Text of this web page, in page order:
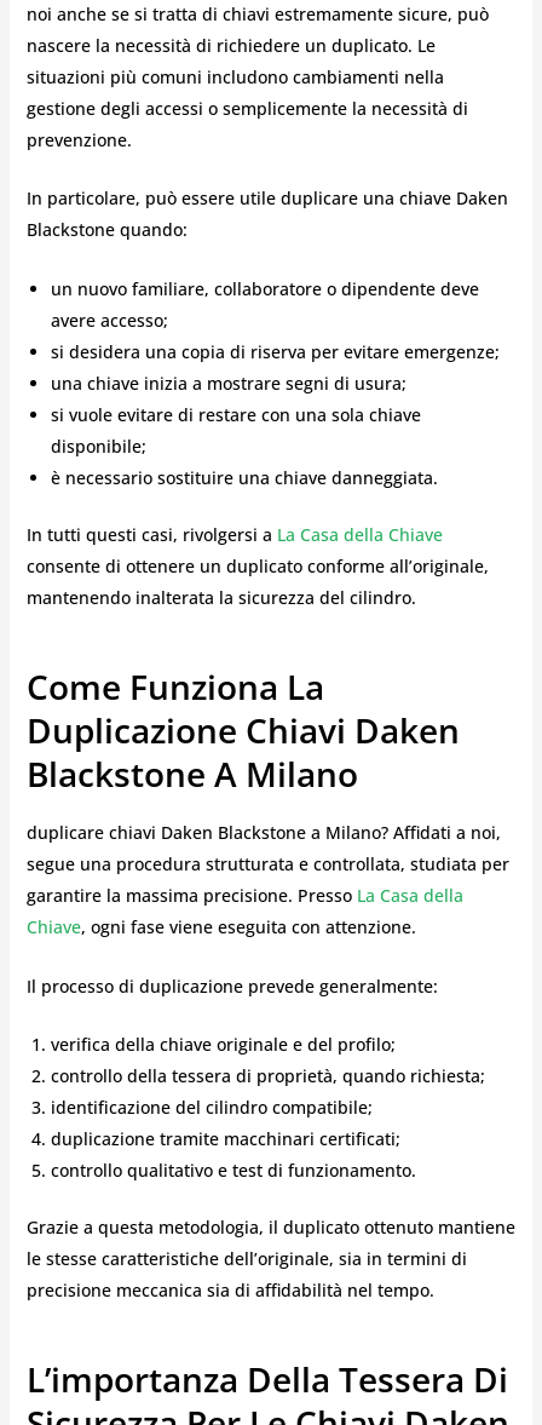
noi anche se si tratta di chiavi estremamente sicure, può
nascere la necessità di richiedere un duplicato. Le
situazioni più comuni includono cambiamenti nella
gestione degli accessi o semplicemente la necessità di
prevenzione.
In particolare, può essere utile duplicare una chiave Daken
Blackstone quando:
un nuovo familiare, collaboratore o dipendente deve
avere accesso;
si desidera una copia di riserva per evitare emergenze;
una chiave inizia a mostrare segni di usura;
si vuole evitare di restare con una sola chiave
disponibile;
è necessario sostituire una chiave danneggiata.
In tutti questi casi, rivolgersi a La Casa della Chiave
consente di ottenere un duplicato conforme all’originale,
mantenendo inalterata la sicurezza del cilindro.
Come Funziona La
Duplicazione Chiavi Daken
Blackstone A Milano
duplicare chiavi Daken Blackstone a Milano? Affidati a noi,
segue una procedura strutturata e controllata, studiata per
garantire la massima precisione. PressoLa Casa della
Chiave, ogni fase viene eseguita con attenzione.
Il processo di duplicazione prevede generalmente:
verifica della chiave originale e del profilo;
controllo della tessera di proprietà, quando richiesta;
identificazione del cilindro compatibile;
duplicazione tramite macchinari certificati;
controllo qualitativo e test di funzionamento.
Grazie a questa metodologia, il duplicato ottenuto mantiene
le stesse caratteristiche dell’originale, sia in termini di
precisione meccanica sia di affidabilità nel tempo.
L’importanza Della Tessera Di